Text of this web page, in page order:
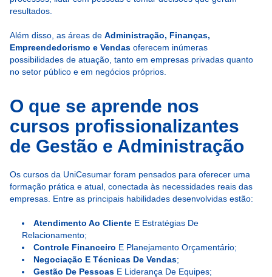
resultados.
Além disso, as áreas de Administração, Finanças,
Empreendedorismo e Vendas oferecem inúmeras
possibilidades de atuação, tanto em empresas privadas quanto
no setor público e em negócios próprios.
O que se aprende nos
cursos profissionalizantes
de Gestão e Administração
Os cursos da UniCesumar foram pensados para oferecer uma
formação prática e atual, conectada às necessidades reais das
empresas. Entre as principais habilidades desenvolvidas estão:
Atendimento Ao Cliente E Estratégias De
Relacionamento;
Controle Financeiro E Planejamento Orçamentário;
Negociação E Técnicas De Vendas;
Gestão De Pessoas E Liderança De Equipes;